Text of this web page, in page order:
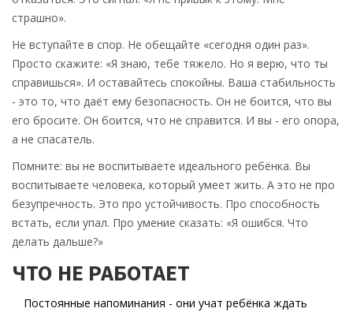
страшно».
Не вступайте в спор. Не обещайте «сегодня один раз».
Просто скажите: «Я знаю, тебе тяжело. Но я верю, что ты
справишься». И оставайтесь спокойны. Ваша стабильность
- это то, что даёт ему безопасность. Он не боится, что вы
его бросите. Он боится, что не справится. И вы - его опора,
а не спасатель.
Помните: вы не воспитываете идеального ребёнка. Вы
воспитываете человека, который умеет жить. А это не про
безупречность. Это про устойчивость. Про способность
встать, если упал. Про умение сказать: «Я ошибся. Что
делать дальше?»
ЧТО НЕ РАБОТАЕТ
Постоянные напоминания - они учат ребёнка ждать